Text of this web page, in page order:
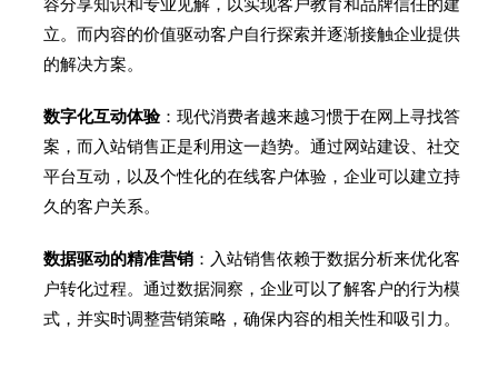
容分享知识和专业见解，以实现客户教育和品牌信任的建
立。而内容的价值驱动客户自行探索并逐渐接触企业提供
的解决方案。
数字化互动体验：现代消费者越来越习惯于在网上寻找答
案，而入站销售正是利用这一趋势。通过网站建设、社交
平台互动，以及个性化的在线客户体验，企业可以建立持
久的客户关系。
数据驱动的精准营销 ：入站销售依赖于数据分析来优化客
户转化过程。通过数据洞察，企业可以了解客户的行为模
式，并实时调整营销策略，确保内容的相关性和吸引力。